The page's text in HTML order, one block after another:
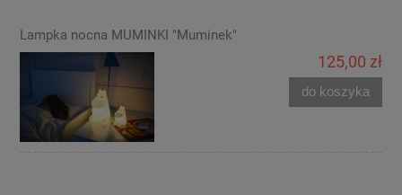
Lampka nocna MUMINKI "Muminek"
125,00 zł
do koszyka